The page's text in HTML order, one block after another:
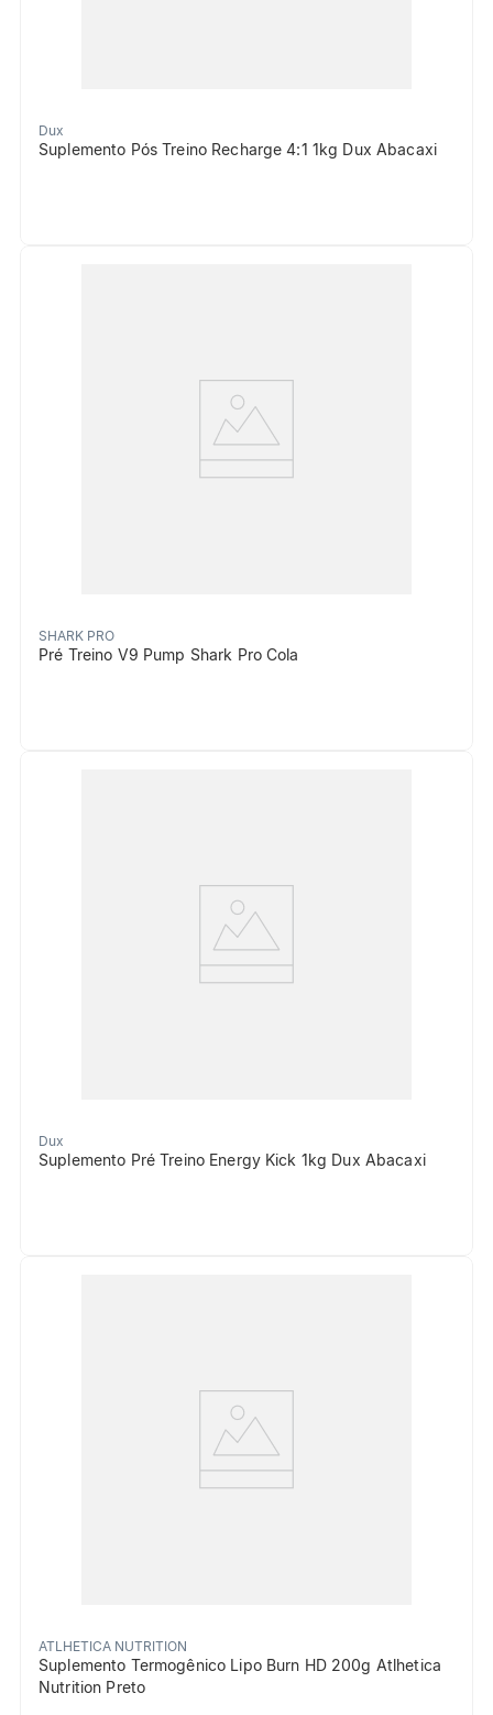
Dux
Suplemento Pós Treino Recharge 4:1 1kg Dux Abacaxi
SHARK PRO
Pré Treino V9 Pump Shark Pro Cola
Dux
Suplemento Pré Treino Energy Kick 1kg Dux Abacaxi
ATLHETICA NUTRITION
Suplemento Termogênico Lipo Burn HD 200g Atlhetica
Nutrition Preto